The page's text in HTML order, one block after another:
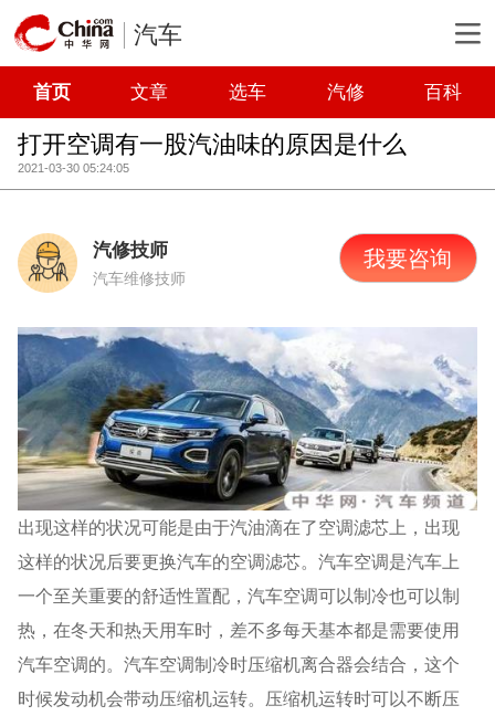
汽车
首页 文章 选车 汽修 百科
打开空调有一股汽油味的原因是什么
2021-03-30 05:24:05
汽修技师
汽车维修技师
我要咨询
出现这样的状况可能是由于汽油滴在了空调滤芯上，出现
这样的状况后要更换汽车的空调滤芯。汽车空调是汽车上
一个至关重要的舒适性置配，汽车空调可以制冷也可以制
热，在冬天和热天用车时，差不多每天基本都是需要使用
汽车空调的。汽车空调制冷时压缩机离合器会结合，这个
时候发动机会带动压缩机运转。压缩机运转时可以不断压